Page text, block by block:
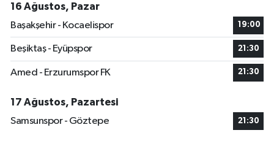
16 Ağustos, Pazar
Başakşehir - Kocaelispor
19:00
Beşiktaş - Eyüpspor 21:30
Amed - Erzurumspor FK 21:30
17 Ağustos, Pazartesi
Samsunspor - Göztepe
21:30